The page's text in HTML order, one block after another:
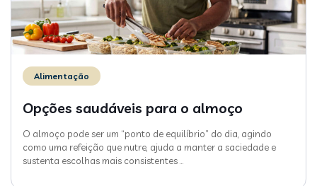
Alimentação
Opções saudáveis para o almoço
O almoço pode ser um “ponto de equilíbrio” do dia, agindo
como uma refeição que nutre, ajuda a manter a saciedade e
sustenta escolhas mais consistentes